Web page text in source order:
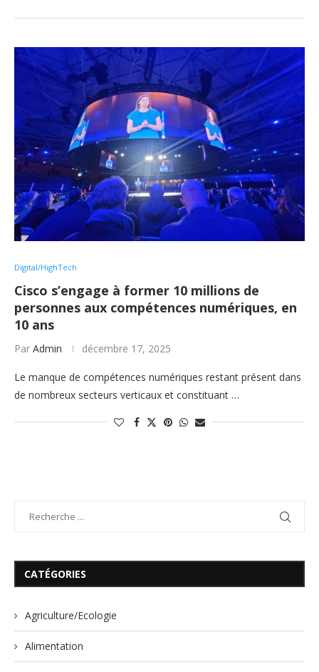
Digital/HighTech
Cisco s’engage à former 10 millions de
personnes aux compétences numériques, en
10 ans
Par Admin décembre 17, 2025
Le manque de compétences numériques restant présent dans
de nombreux secteurs verticaux et constituant …
CATÉGORIES
Agriculture/Ecologie
Alimentation